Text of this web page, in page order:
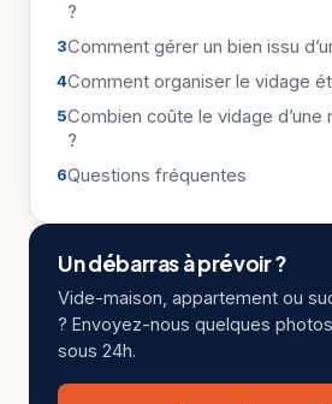
?
Comment gérer un bien issu
Comment organiser le vidage
Combien coûte le vidage d’une
?
Questions fréquentes
Un débarras à prévoir ?
Vide-maison, appartement ou
? Envoyez-nous quelques
sous 24h.